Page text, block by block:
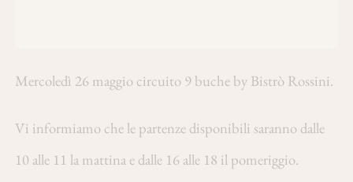
Mercoledì 26 maggio circuito 9 buche by Bistrò Rossini.
Vi informiamo che le partenze disponibili saranno dalle
10 alle 11 la mattina e dalle 16 alle 18 il pomeriggio.